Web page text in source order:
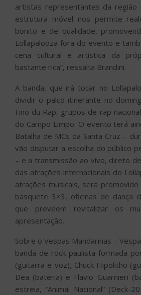
artistas representantes da região
estrutura móvel nos permite
bonito e de qualidade,
Lollapalooza fora do evento e
cena cultural e artística da
bastante rica”, ressalta Brandini.
A banda, que irá tocar no
dividir o palco itinerante no
Fino du Rap, grupos de rap
do Campo Limpo. O evento terá
Batalha de MCs da Santa Cruz –
vão disputar a escolha do público
– e a transmissão ao vivo, direto
das atrações internacionais do
atrações musicais, será
basquete 3×3, oficinas de dança
que preveem revitalizar os
apresentação.
Sobre o Vespas Mandarinas –
banda de rock paulista formada
(guitarra e voz), Chuck Hipolitho
Dea (bateria) e Flavio Guarnieri
estreia, “Animal Nacional” (Deck-